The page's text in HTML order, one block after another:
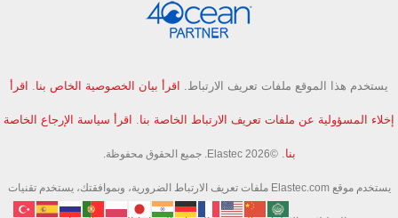
يستخدم هذا الموقع ملفات تعريف الارتباط. اقرأ بيان الخصوصية الخاص بنا. اقرأ
إخلاء المسؤولية عن ملفات تعريف الارتباط الخاصة بنا. اقرأ سياسة الإرجاع الخاصة
بنا.©Elastec 2026. جميع الحقوق محفوظة.
يستخدم موقع Elastec.com ملفات تعريف الارتباط الضرورية، وبموافقتك، يستخدم تقنيات